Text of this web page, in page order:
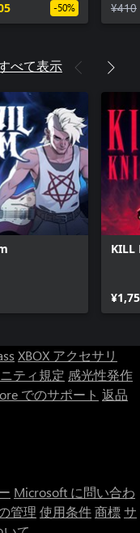
-50% ¥410
べて表示
KILL
XBOX アクセサリ
ティ規定 感光性発作
でのサポート 返品
Microsoft に問い合わ
管理 使用条件商標サ